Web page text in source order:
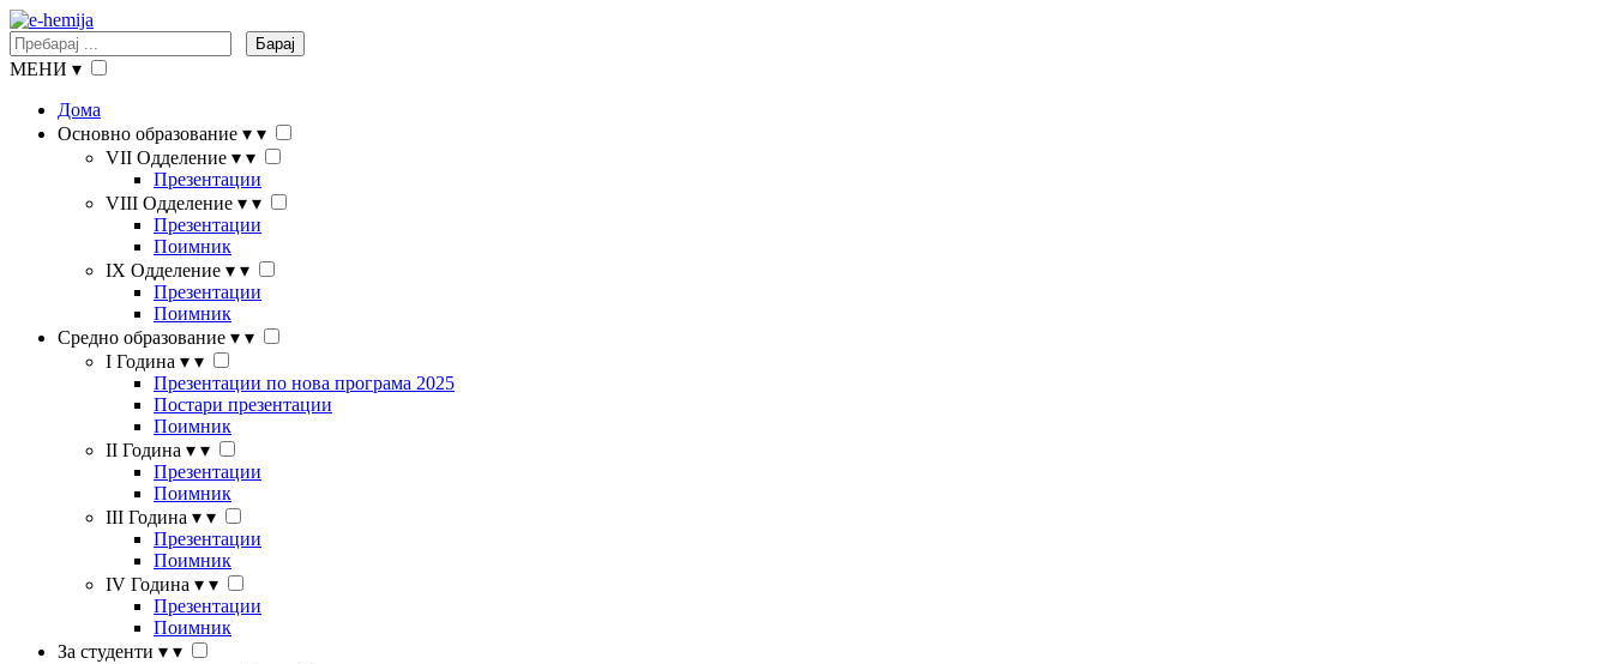
Барај
МЕНИ ▾
Дома
Основно образование ▾ ▾
VII Одделение ▾ ▾
Презентации
VIII Одделение ▾ ▾
Презентации
Поимник
IX Одделение ▾ ▾
Презентации
Поимник
Средно образование ▾ ▾
I Година ▾ ▾
Презентации по нова програма 2025
Постари презентации
Поимник
II Година ▾ ▾
Презентации
Поимник
III Година ▾ ▾
Презентации
Поимник
IV Година ▾ ▾
Презентации
Поимник
За студенти ▾ ▾